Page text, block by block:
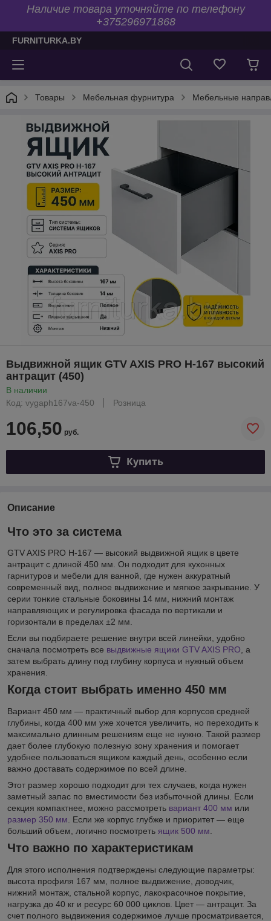
Наличие товара уточняйте по телефону
+375296971868
FURNITURKA.BY
Товары Мебельная фурнитура Мебельные
Выдвижной ящик GTV AXIS PRO H-167 высокий
антрацит (450)
В наличии
Код: vygaph167va-450
Розница
106,50 руб.
Купить
Описание
Что это за система
GTV AXIS PRO H-167 — высокий выдвижной ящик в цвете
антрацит с длиной 450 мм. Он подходит для кухонных
гарнитуров и мебели для ванной, где нужен аккуратный
современный вид, полное выдвижение и мягкое закрывание. У
серии тонкие стальные боковины 14 мм, нижний монтаж
направляющих и регулировка фасада по вертикали и
горизонтали в пределах ±2 мм.
Если вы подбираете решение внутри всей линейки, удобно
сначала посмотреть все выдвижные ящики GTV AXIS PRO, а
затем выбрать длину под глубину корпуса и нужный объем
хранения.
Когда стоит выбрать именно 450 мм
Вариант 450 мм — практичный выбор для корпусов средней
глубины, когда 400 мм уже хочется увеличить, но переходить к
максимально длинным решениям еще не нужно. Такой размер
дает более глубокую полезную зону хранения и помогает
удобнее пользоваться ящиком каждый день, особенно если
важно доставать содержимое по всей длине.
Этот размер хорошо подходит для тех случаев, когда нужен
заметный запас по вместимости без избыточной длины. Если
секция компактнее, можно рассмотреть вариант 400 мм или
размер 350 мм . Если же корпус глубже и приоритет — еще
больший объем, логично посмотреть ящик 500 мм
Что важно по характеристикам
Для этого исполнения подтверждены следующие параметры:
высота профиля 167 мм, полное выдвижение, доводчик,
нижний монтаж, стальной корпус, лакокрасочное покрытие,
нагрузка до 40 кг и ресурс 60 000 циклов. Цвет — антрацит. За
счет полного выдвижения содержимое лучше просматривается,